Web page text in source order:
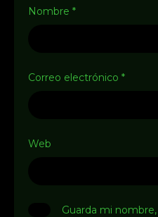
Nombre *
Correo electrónico *
Web
Guarda mi